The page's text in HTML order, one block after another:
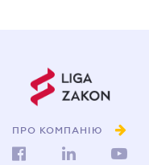
ПРО КОМПАНІЮ